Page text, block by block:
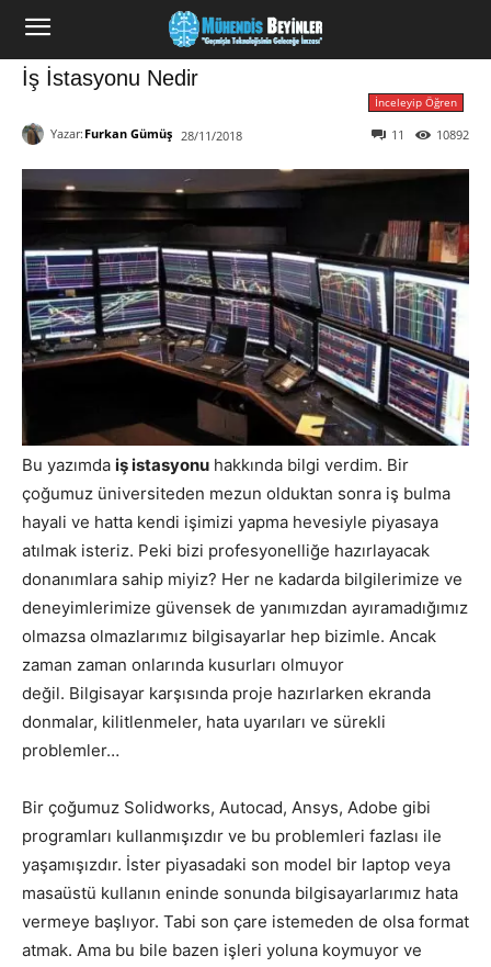
İş İstasyonu Nedir
İnceleyip Öğren
Yazar: Furkan Gümüş 28/11/2018 10892
11
Bu yazımda iş istasyonu hakkında bilgi verdim. Bir
çoğumuz üniversiteden mezun olduktan sonra iş bulma
hayali ve hatta kendi işimizi yapma hevesiyle piyasaya
atılmak isteriz. Peki bizi profesyonelliğe hazırlayacak
donanımlara sahip miyiz? Her ne kadarda bilgilerimize ve
deneyimlerimize güvensek de yanımızdan ayıramadığımız
olmazsa olmazlarımız bilgisayarlar hep bizimle. Ancak
zaman zaman onlarında kusurları olmuyor
değil. Bilgisayar karşısında proje hazırlarken ekranda
donmalar, kilitlenmeler, hata uyarıları ve sürekli
problemler…
Bir çoğumuz Solidworks, Autocad, Ansys, Adobe gibi
programları kullanmışızdır ve bu problemleri fazlası ile
yaşamışızdır. İster piyasadaki son model bir laptop veya
masaüstü kullanın eninde sonunda bilgisayarlarımız hata
vermeye başlıyor. Tabi son çare istemeden de olsa format
atmak. Ama bu bile bazen işleri yoluna koymuyor ve